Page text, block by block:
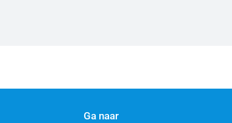
Ga naar